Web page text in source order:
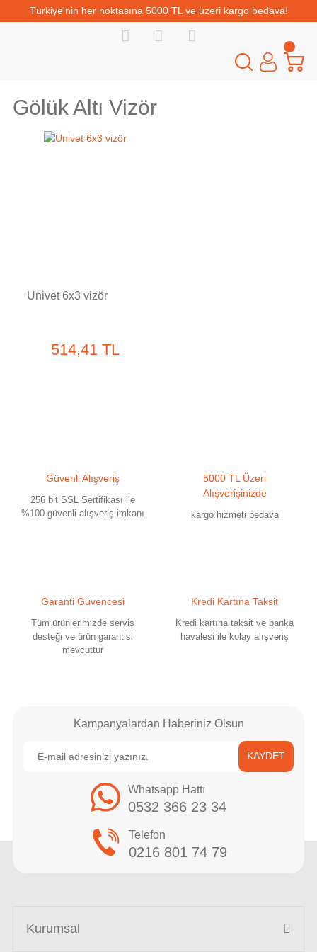
Türkiye'nin her noktasına 5000 TL ve üzeri kargo bedava!
Gölük Altı Vizör
Univet 6x3 vizör
514,41 TL
Güvenli Alışveriş
256 bit SSL Sertifikası ile
%100 güvenli alışveriş imkanı
5000 TL Üzeri
Alışverişinizde
kargo hizmeti bedava
Garanti Güvencesi
Tüm ürünlerimizde servis
desteği ve ürün garantisi
mevcuttur
Kredi Kartına Taksit
Kredi kartına taksit ve banka
havalesi ile kolay alışveriş
Kampanyalardan Haberiniz Olsun
KAYDET
Whatsapp Hattı
0532 366 23 34
Telefon
0216 801 74 79
Kurumsal